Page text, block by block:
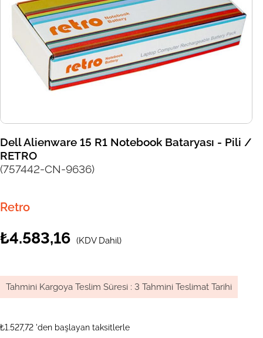
Dell Alienware 15 R1 Notebook Bataryası - Pili /
RETRO
(757442-CN-9636)
Retro
₺4.583,16 (KDV Dahil)
Tahmini Kargoya Teslim Süresi : 3 Tahmini Teslimat Tarihi
₺1.527,72 'den başlayan taksitlerle